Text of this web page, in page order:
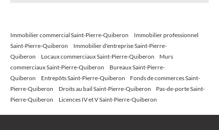
Immobilier commercial Saint-Pierre-Quiberon
Immobilier professionnel
Saint-Pierre-Quiberon
Immobilier d'entreprise Saint-Pierre-
Quiberon
Locaux commerciaux Saint-Pierre-Quiberon
Murs
commerciaux Saint-Pierre-Quiberon
Bureaux Saint-Pierre-
Quiberon
Entrepôts Saint-Pierre-Quiberon
Fonds de commerces Saint-
Pierre-Quiberon
Droits au bail Saint-Pierre-Quiberon
Pas-de-porte Saint-
Pierre-Quiberon
Licences IV et V Saint-Pierre-Quiberon